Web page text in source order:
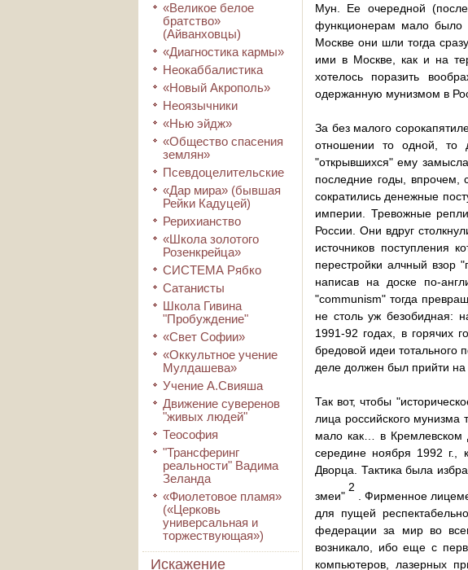
«Великое белое
братство»
(Айванховцы)
«Диагностика кармы»
Неокаббалистика
«Новый Акрополь»
Неоязычники
«Нью эйдж»
«Общество спасения
землян»
Псевдоцелительские
«Дар мира» (бывшая
Рейки Кадуцей)
Рерихианство
«Школа золотого
Розенкрейца»
СИСТЕМА Рябко
Сатанисты
Школа Гивина
"Пробуждение"
«Свет Софии»
«Оккультное учение
Мулдашева»
Учение А.Свияша
Движение суверенов
"живых людей"
Теософия
"Трансферинг
реальности" Вадима
Зеланда
«Фиолетовое пламя»
(«Церковь
универсальная и
торжествующая»)
Искажение
Мун. Ее очередной
функционерам мало было
Москве они шли тогда
ими в Москве, как и на
хотелось поразить
одержанную мунизмом в
За без малого
отношении то одной, то
"открывшихся" ему
последние годы, впрочем,
сократились денежные
империи. Тревожные
России. Они вдруг
источников поступления
перестройки алчный взор
написав на доске по-
"communism" тогда
не столь уж безобидная:
1991-92 годах, в горячих
бредовой идеи тотального
деле должен был прийти
Так вот, чтобы
лица российского мунизма
мало как… в Кремлевском
середине ноября 1992 г.,
Дворца. Тактика была
змеи"
2
. Фирменное
для пущей
федерации за мир во
возникало, ибо еще с
компьютеров, лазерных